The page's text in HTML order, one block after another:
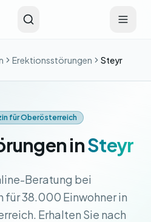
Erektionsstörungen Steyr
für Oberösterreich
inSteyr
Beratung bei
für 38.000 Einwohner in
Erhalten Sie nach